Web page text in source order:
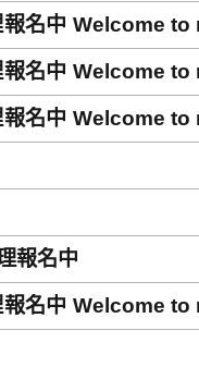
報名中 Welcome
報名中 Welcome
報名中 Welcome
報名中
報名中 Welcome